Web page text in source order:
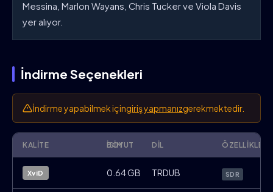
Messina, Marlon Wayans, Chris Tucker ve Viola Davis
yer alıyor.
İndirme Seçenekleri
İndirme yapabilmek içingiriş yapmanızgerekmektedir.
KALITE İSIM
BOYUT DIL ÖZELLIKLER
XviD Air.2023.BRRip.XviD.TR.Filmbol
0.64 GB TRDUB SDR